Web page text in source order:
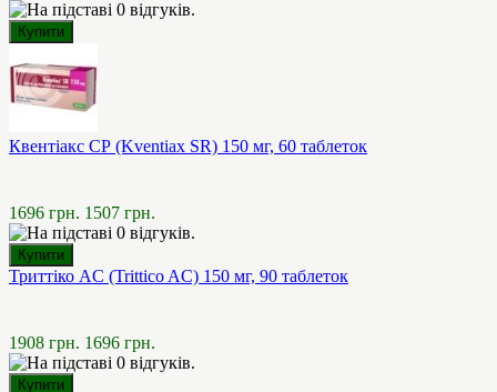
Квентіакс СР (Kventiax SR) 150 мг, 60 таблеток
1696 грн. 1507 грн.
Триттіко AC (Trittico AC) 150 мг, 90 таблеток
1908 грн. 1696 грн.